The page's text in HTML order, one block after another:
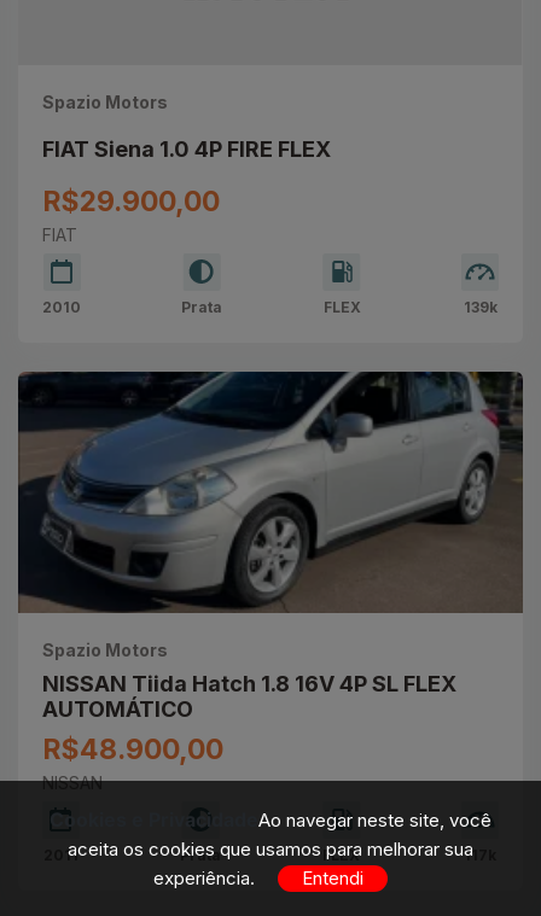
Spazio Motors
FIAT Siena 1.0 4P FIRE FLEX
R$29.900,00
FIAT
2010 Prata FLEX 139k
Spazio Motors
NISSAN Tiida Hatch 1.8 16V 4P SL FLEX
AUTOMÁTICO
R$48.900,00
NISSAN
2011 Prata FLEX 117k
Cookies e Privacidade Ao navegar neste site, você
aceita os cookies que usamos para melhorar sua
experiência.
Entendi